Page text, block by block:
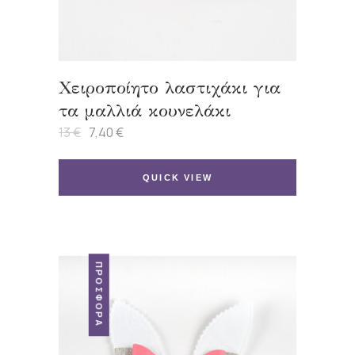
Χειροποίητο λαστιχάκι για
τα μαλλιά κουνελάκι
13€ Original
was:
7,40€
Η
τιμή
QUICK VIEW
ΠΡΟΣΦΟΡΆ